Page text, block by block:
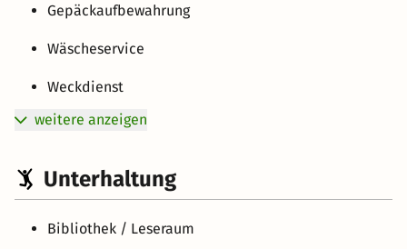
Gepäckaufbewahrung
Wäscheservice
Weckdienst
weitere anzeigen
Unterhaltung
Bibliothek / Leseraum